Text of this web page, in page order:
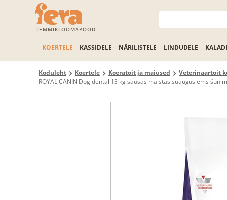
LEMMIKLOOMAPOOD
KOERTELE KASSIDELE NÄRILISTELE LINDUDELE
Koduleht Koertele Koeratoit ja maiused
Veterinaartoit
ROYAL CANIN Dog dental 13 kg sausas maistas suaugusiems